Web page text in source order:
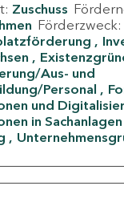
Zuschuss
Förderzweck:
Aus- und
Personal
und
in